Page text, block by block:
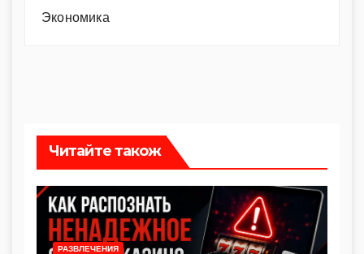
Экономика
Читайте також
РАЗВЛЕЧЕНИЯ